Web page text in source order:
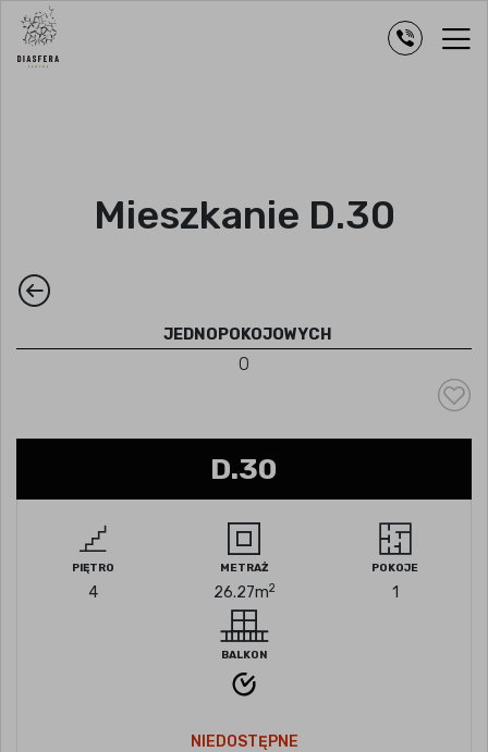
Mieszkanie D.30
JEDNOPOKOJOWYCH
0
D.30
PIĘTRO
4
METRAŻ
26.27m2
POKOJE
1
BALKON
NIEDOSTĘPNE